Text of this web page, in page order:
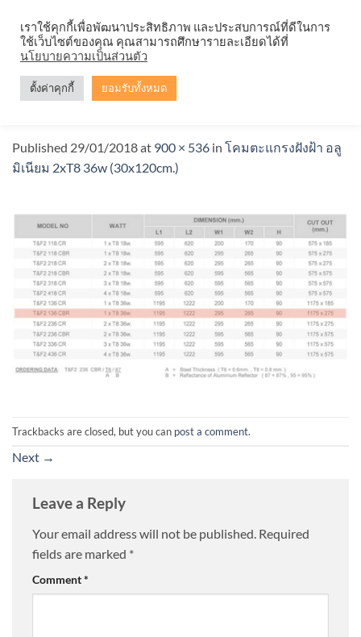
content
Published 29/01/2018at 900 × 536 in โคมตะแกรงฝังฝ้า อลู
มิเนียม 2xT8 36w (30x120cm.)
Trackbacks are closed, but you can post a comment.
Next →
Leave a Reply
Your email address will not be published. Required
fields are marked *
Comment*
เราใช้คุกกี้เพื่อพัฒนาประสิทธิภาพ และประสบการณ์ที่ดีในการ
ใช้เว็บไซต์ของคุณ คุณสามารถศึกษารายละเอียดได้ที่
นโยบายความเป็นส่วนตัว
ตั้งค่าคุกกี้ ยอมรับทั้งหมด